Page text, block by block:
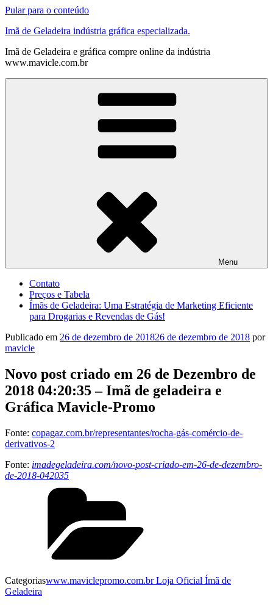
Pular para o conteúdo
Imã de Geladeira indústria gráfica especializada.
Imã de Geladeira e gráfica compre online da indústria
www.mavicle.com.br
Menu
Contato
Preços e Tabela
Ímãs de Geladeira: Uma Estratégia de Marketing Eficiente
para Drogarias e Revendas de Gás!
Publicado em 26 de dezembro de 201826 de dezembro de 2018 por
mavicle
Novo post criado em 26 de Dezembro de
2018 04:20:35 – Imã de geladeira e
Gráfica Mavicle-Promo
Fonte: copagaz.com.br/representantes/rocha-gás-comércio-de-
derivativos-2
Fonte: imadegeladeira.com/novo-post-criado-em-26-de-dezembro-
de-2018-042035
Categoriaswww.maviclepromo.com.br Loja Oficial Ímã de
Geladeira